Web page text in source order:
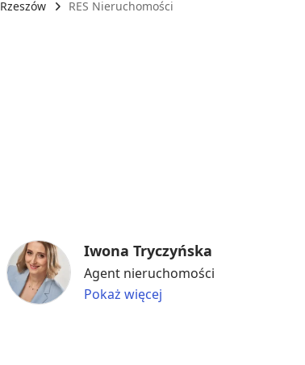
Rzeszów RES Nieruchomości
Iwona Tryczyńska
Agent nieruchomości
Pokaż więcej